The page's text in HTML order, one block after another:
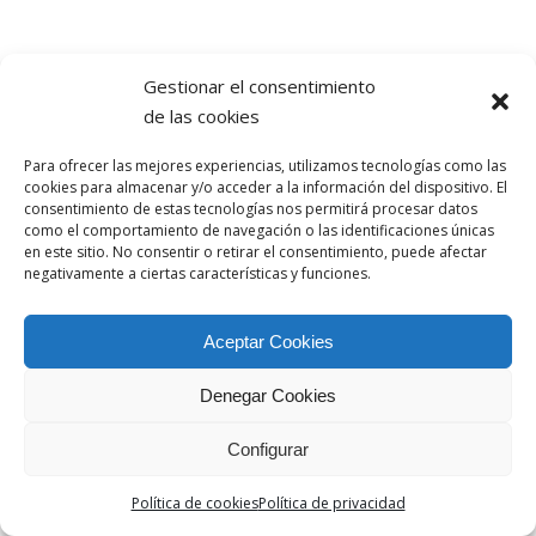
Gestionar el consentimiento
de las cookies
Para ofrecer las mejores experiencias, utilizamos tecnologías como las
cookies para almacenar y/o acceder a la información del dispositivo. El
consentimiento de estas tecnologías nos permitirá procesar datos
como el comportamiento de navegación o las identificaciones únicas
en este sitio. No consentir o retirar el consentimiento, puede afectar
negativamente a ciertas características y funciones.
Aceptar Cookies
Denegar Cookies
Configurar
Política de cookiesPolítica de privacidad